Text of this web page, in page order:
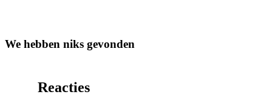
We hebben niks gevonden
Reacties